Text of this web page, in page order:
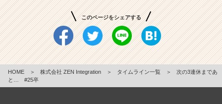
このページをシェアする
HOME ＞ 株式会社 ZEN Integration ＞ タイムライン一覧 ＞
次の3連休まであ
と… #25卒